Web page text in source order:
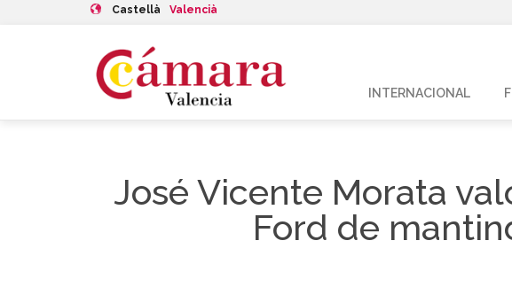
Castellà Valencià
INTERNACIONAL
José Vicente Morata
Ford de